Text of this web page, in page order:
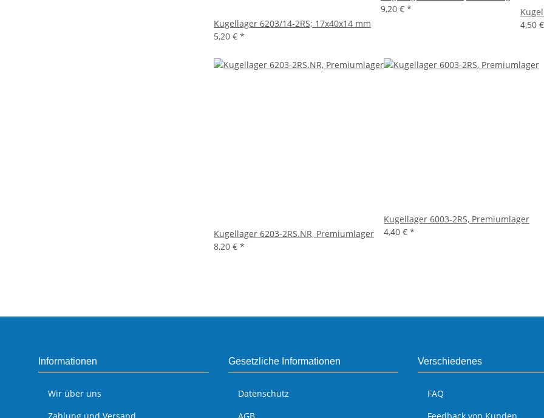
Kugellager 6203/14-2RS; 17x40x14 mm
5,20 € *
9,20 € *
4,50
Kugellager 6203-2RS.NR, Premiumlager
8,20 € *
Kugellager 6003-2RS, Premiumlager
4,40 € *
Informationen
Wir über uns
Gesetzliche Informationen
Datenschutz
Verschiedenes
FAQ